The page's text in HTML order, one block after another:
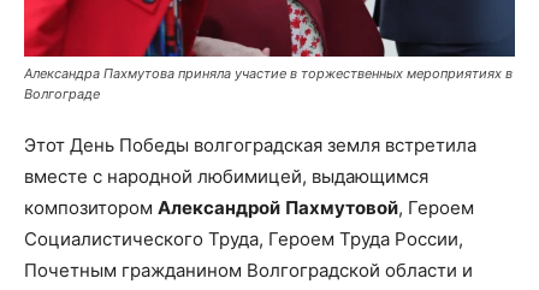
Александра Пахмутова приняла участие в торжественных мероприятиях в
Волгограде
Этот День Победы волгоградская земля встретила
вместе с народной любимицей, выдающимся
композитором Александрой Пахмутовой, Героем
Социалистического Труда, Героем Труда России,
Почетным гражданином Волгоградской области и